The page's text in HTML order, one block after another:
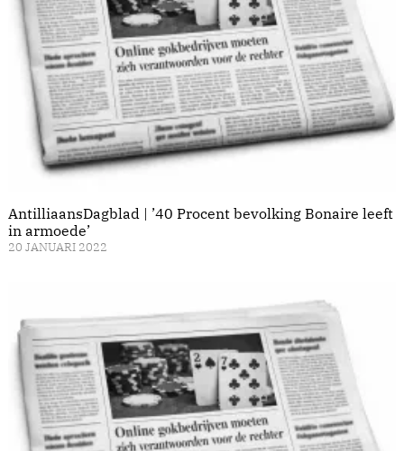
AntilliaansDagblad | ’40 Procent bevolking Bonaire leeft
in armoede’
20 JANUARI 2022